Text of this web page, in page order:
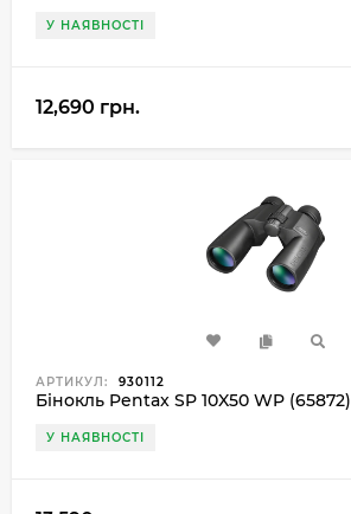
У НАЯВНОСТІ
12,690 грн.
АРТИКУЛ: 930112
Бінокль Pentax SP 10X50 WP (65872)
У НАЯВНОСТІ